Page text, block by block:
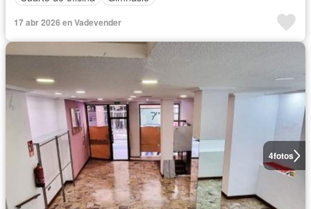
17 abr 2026 en Vadevender
4fotos